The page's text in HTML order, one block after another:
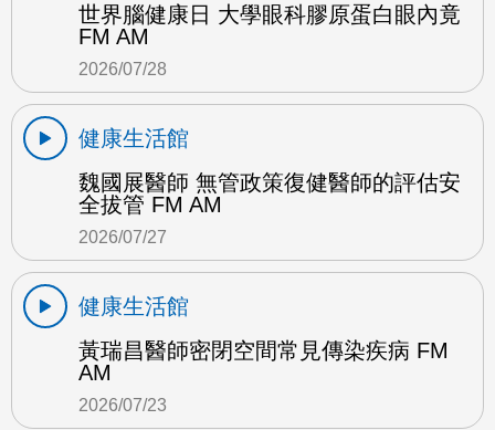
世界腦健康日 大學眼科膠原蛋白眼內竟
FM AM
2026/07/28
健康生活館
魏國展醫師 無管政策復健醫師的評估安
全拔管 FM AM
2026/07/27
健康生活館
黃瑞昌醫師密閉空間常見傳染疾病 FM
AM
2026/07/23